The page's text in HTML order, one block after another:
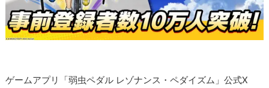
ゲームアプリ「弱虫ペダル レゾナンス・ペダイズム」公式X